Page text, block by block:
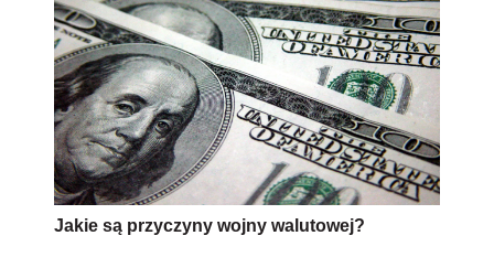
Jakie są przyczyny wojny walutowej?